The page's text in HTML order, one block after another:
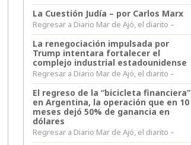
La Cuestión Judía – por Carlos Marx
Regresar a Diario Mar de Ajó, el diarito –
La renegociación impulsada por
Trump intentara fortalecer el
complejo industrial estadounidense
Regresar a Diario Mar de Ajó, el diarito –
El regreso de la “bicicleta financiera”
en Argentina, la operación que en 10
meses dejó 50% de ganancia en
dólares
Regresar a Diario Mar de Ajó, el diarito –